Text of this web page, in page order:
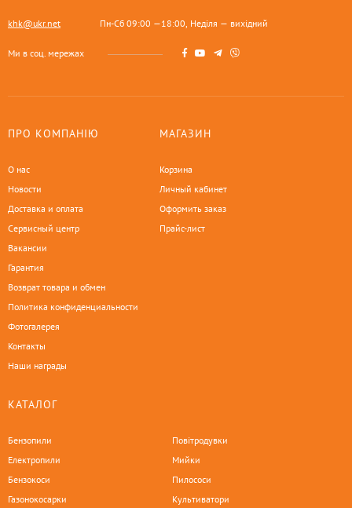
khk@ukr.net Пн-Сб 09:00 —18:00, Неділя — вихідний
Ми в соц. мережах
ПРО КОМПАНІЮ
О нас
Новости
Доставка и оплата
Сервисный центр
Вакансии
Гарантия
Возврат товара и обмен
Политика конфиденциальности
Фотогалерея
Контакты
Наши награды
МАГАЗИН
Корзина
Личный кабинет
Оформить заказ
Прайс-лист
КАТАЛОГ
Бензопили
Електропили
Бензокоси
Газонокосарки
Повітродувки
Мийки
Пилососи
Культиватори